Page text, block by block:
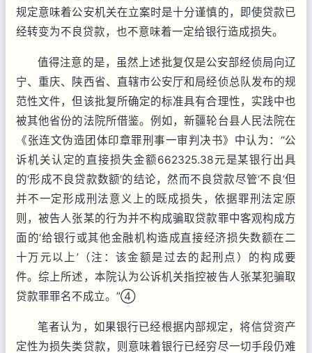
规定意味着公安机关在立案时是十分谨慎的，即使贷款已
经转变为不良贷款，也不意味着一定给银行造成损失。
值得注意的是，虽然上述批复仅是公安部经侦局向辽
宁、重庆、陕西省、直辖市公安厅和局经侦总队发布的规
范性文件，但该批复所确定的标准具有合理性，实践中也
被其他省份的法院所借鉴。例如，新疆轮台县人民法院在
《张连文伪造团体印章罪刑事一审判决书》中认为：“公
诉机关认定的直接损失金额662325.38元是某银行出具
的‘形成不良贷款数额’的结论，然而不良贷款尽管‘不良’但
并不一定形成刑法意义上的既成损失，依据罪刑法定原
则，被告人张某的行为并不构成骗取贷款罪中客观构成方
面的‘给银行或其他金融机构造成直接经济损失数额在二
十万元以上’（注：该金额是过去的起刑点）的构成要
件。综上所述，本院认为公诉机关指控被告人张某犯骗取
贷款罪罪名不成立。”④
笔者认为，如果银行已经根据内部规定，将信贷资产
定性为损失类贷款，则意味着银行已经穷尽一切手段仍难